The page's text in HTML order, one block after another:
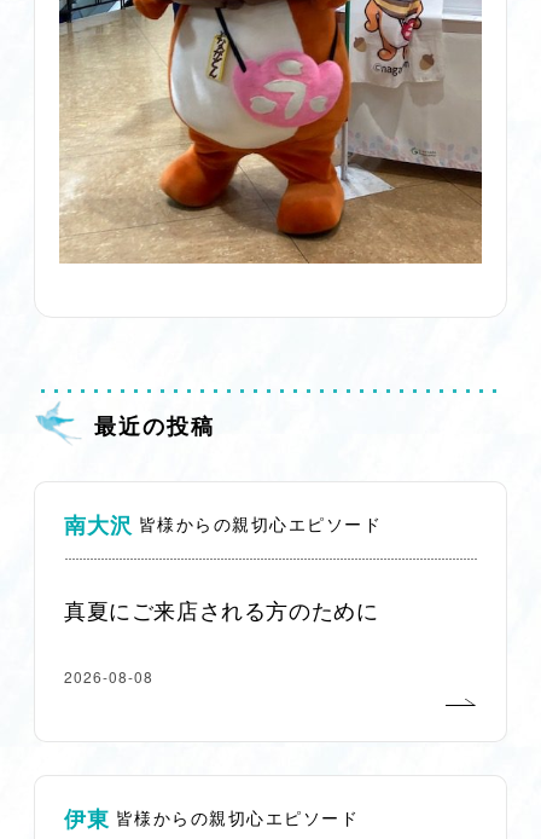
最近の投稿
南大沢 皆様からの親切心エピソード
真夏にご来店される方のために
2026-08-08
伊東 皆様からの親切心エピソード